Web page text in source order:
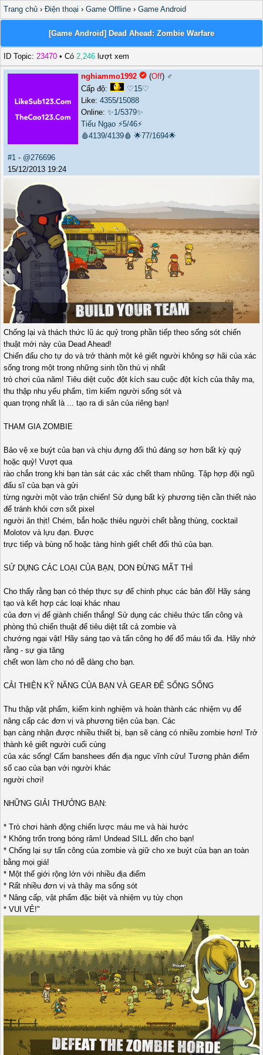
Trang chủ › Điện thoại › Game Offline › Game Android
[Game Android] Dead Ahead: Zombie Warfare
ID Topic: 23470 • Có 2,246 lượt xem
nghiammo1992 (Off) ♂️
Cấp độ:
♡15♡
Like: 4355/15088
Online: ✨1/5379✨
Tiếu Ngạo ⚡5/46⚡
🩸4139/4139🩸 🌟77/1694🌟
#1 - @276696
15/12/2013 19:24
Chống lại và thách thức lũ ác quỷ trong phần tiếp theo sống sót chiến
thuật mới này của Dead Ahead!
Chiến đấu cho tự do và trở thành một kẻ giết người không sợ hãi của xác
sống trong một trong những sinh tồn thú vị nhất
trò chơi của năm! Tiêu diệt cuộc đột kích sau cuộc đột kích của thây ma,
thu thập nhu yếu phẩm, tìm kiếm người sống sót và
quan trọng nhất là ... tạo ra di sản của riêng bạn!
THAM GIA ZOMBIE
Bảo vệ xe buýt của bạn và chịu đựng đối thủ đáng sợ hơn bất kỳ quỷ
hoặc quỷ! Vượt qua
rào chắn trong khi bạn tàn sát các xác chết tham nhũng. Tập hợp đội ngũ
đấu sĩ của bạn và gửi
từng người một vào trận chiến! Sử dụng bất kỳ phương tiện cần thiết nào
để tránh khỏi cơn sốt pixel
người ăn thịt! Chém, bắn hoặc thiêu người chết bằng thùng, cocktail
Molotov và lựu đạn. Được
trực tiếp và bùng nổ hoặc tàng hình giết chết đối thủ của bạn.
SỬ DỤNG CÁC LOẠI CỦA BẠN, DON ĐỪNG MẤT THÌ
Cho thấy rằng bạn có thép thực sự để chinh phục các bản đồ! Hãy sáng
tạo và kết hợp các loại khác nhau
của đơn vị để giành chiến thắng! Sử dụng các chiêu thức tấn công và
phòng thủ chiến thuật để tiêu diệt tất cả zombie và
chướng ngại vật! Hãy sáng tạo và tấn công họ để đổ máu tối đa. Hãy nhớ
rằng - sự gia tăng
chết won làm cho nó dễ dàng cho bạn.
CẢI THIỆN KỸ NĂNG CỦA BẠN VÀ GEAR ĐỂ SỐNG SỐNG
Thu thập vật phẩm, kiếm kinh nghiệm và hoàn thành các nhiệm vụ để
nâng cấp các đơn vị và phương tiện của bạn. Các
bạn càng nhận được nhiều thiết bị, bạn sẽ càng có nhiều zombie hơn! Trở
thành kẻ giết người cuối cùng
của xác sống! Cấm banshees đến địa ngục vĩnh cửu! Tương phản điểm
số cao của bạn với người khác
người chơi!
NHỮNG GIẢI THƯỞNG BẠN:
* Trò chơi hành động chiến lược máu me và hài hước
* Không trốn trong bóng râm! Undead SILL đến cho bạn!
* Chống lại sự tấn công của zombie và giữ cho xe buýt của bạn an toàn
bằng mọi giá!
* Một thế giới rộng lớn với nhiều địa điểm
* Rất nhiều đơn vị và thây ma sống sót
* Nâng cấp, vật phẩm đặc biệt và nhiệm vụ tùy chọn
* VUI VẺ!"